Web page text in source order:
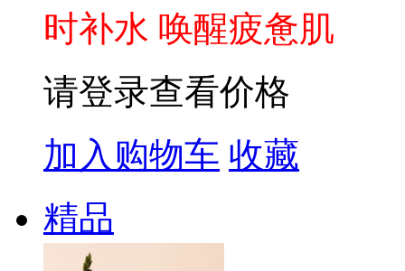
时补水 唤醒疲惫肌
请登录查看价格
加入购物车 收藏
精品